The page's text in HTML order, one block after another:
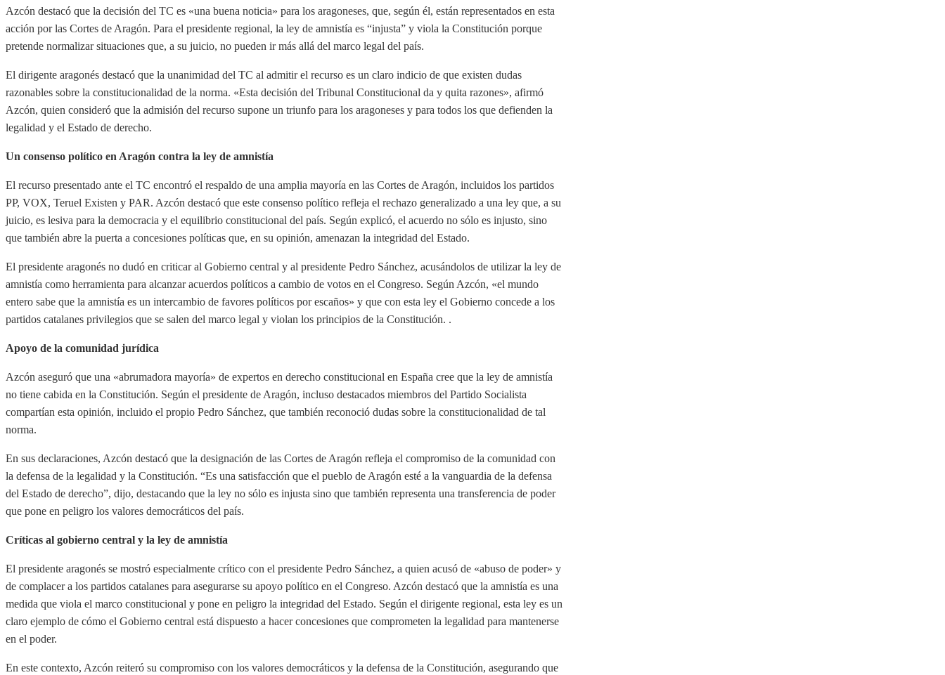
Azcón destacó que la decisión del TC es «una buena noticia» para los aragoneses, que, según él, están representados en esta
acción por las Cortes de Aragón. Para el presidente regional, la ley de amnistía es “injusta” y viola la Constitución porque
pretende normalizar situaciones que, a su juicio, no pueden ir más allá del marco legal del país.
El dirigente aragonés destacó que la unanimidad del TC al admitir el recurso es un claro indicio de que existen dudas
razonables sobre la constitucionalidad de la norma. «Esta decisión del Tribunal Constitucional da y quita razones», afirmó
Azcón, quien consideró que la admisión del recurso supone un triunfo para los aragoneses y para todos los que defienden la
legalidad y el Estado de derecho.
Un consenso político en Aragón contra la ley de amnistía
El recurso presentado ante el TC encontró el respaldo de una amplia mayoría en las Cortes de Aragón, incluidos los partidos
PP, VOX, Teruel Existen y PAR. Azcón destacó que este consenso político refleja el rechazo generalizado a una ley que, a su
juicio, es lesiva para la democracia y el equilibrio constitucional del país. Según explicó, el acuerdo no sólo es injusto, sino
que también abre la puerta a concesiones políticas que, en su opinión, amenazan la integridad del Estado.
El presidente aragonés no dudó en criticar al Gobierno central y al presidente Pedro Sánchez, acusándolos de utilizar la ley de
amnistía como herramienta para alcanzar acuerdos políticos a cambio de votos en el Congreso. Según Azcón, «el mundo
entero sabe que la amnistía es un intercambio de favores políticos por escaños» y que con esta ley el Gobierno concede a los
partidos catalanes privilegios que se salen del marco legal y violan los principios de la Constitución. .
Apoyo de la comunidad jurídica
Azcón aseguró que una «abrumadora mayoría» de expertos en derecho constitucional en España cree que la ley de amnistía
no tiene cabida en la Constitución. Según el presidente de Aragón, incluso destacados miembros del Partido Socialista
compartían esta opinión, incluido el propio Pedro Sánchez, que también reconoció dudas sobre la constitucionalidad de tal
norma.
En sus declaraciones, Azcón destacó que la designación de las Cortes de Aragón refleja el compromiso de la comunidad con
la defensa de la legalidad y la Constitución. “Es una satisfacción que el pueblo de Aragón esté a la vanguardia de la defensa
del Estado de derecho”, dijo, destacando que la ley no sólo es injusta sino que también representa una transferencia de poder
que pone en peligro los valores democráticos del país.
Críticas al gobierno central y la ley de amnistía
El presidente aragonés se mostró especialmente crítico con el presidente Pedro Sánchez, a quien acusó de «abuso de poder» y
de complacer a los partidos catalanes para asegurarse su apoyo político en el Congreso. Azcón destacó que la amnistía es una
medida que viola el marco constitucional y pone en peligro la integridad del Estado. Según el dirigente regional, esta ley es un
claro ejemplo de cómo el Gobierno central está dispuesto a hacer concesiones que comprometen la legalidad para mantenerse
en el poder.
En este contexto, Azcón reiteró su compromiso con los valores democráticos y la defensa de la Constitución, asegurando que